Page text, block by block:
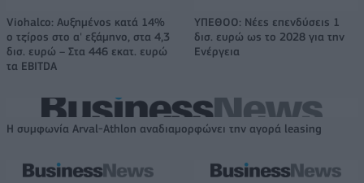
Viohalco: Αυξημένος κατά 14%
ο τζίρος στο α' εξάμηνο, στα 4,3
δισ. ευρώ – Στα 446 εκατ. ευρώ
τα EBITDA
ΥΠΕΘΟΟ: Νέες επενδύσεις 1
δισ. ευρώ ως το 2028 για την
Ενέργεια
Η συμφωνία Arval-Athlon αναδιαμορφώνει την αγορά leasing